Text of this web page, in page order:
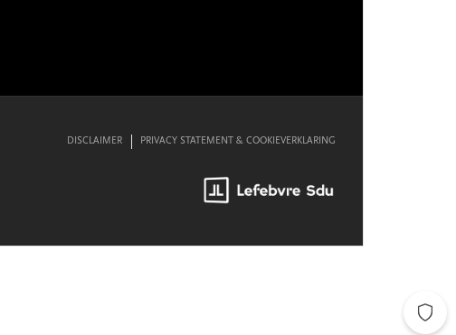
DISCLAIMER PRIVACY STATEMENT & COOKIEVERKLARING